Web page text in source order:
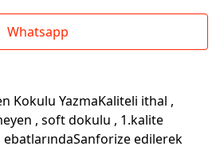
Whatsapp
Kokulu YazmaKaliteli ithal ,
, soft dokulu , 1.kalite
edilerek